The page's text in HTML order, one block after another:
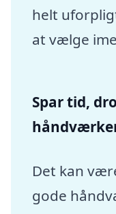
helt
at vælge
Spar tid,
Det kan
gode